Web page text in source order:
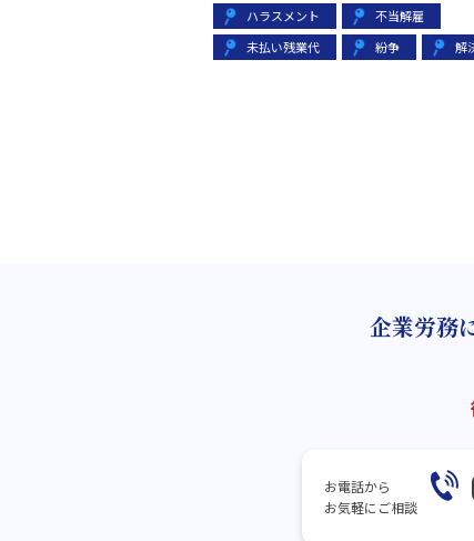
ハラスメント
不当解雇
未払い残業代
紛争 解
企業労務
お電話から
お気軽にご相談